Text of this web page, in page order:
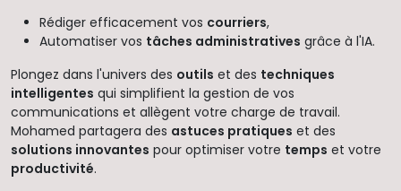
Rédiger efficacement vos courriers,
Automatiser vos tâches administratives grâce à l'IA.
Plongez dans l'univers des outils et des techniques
intelligentes qui simplifient la gestion de vos
communications et allègent votre charge de travail.
Mohamed partagera des astuces pratiques et des
solutions innovantes pour optimiser votre temps et votre
productivité.